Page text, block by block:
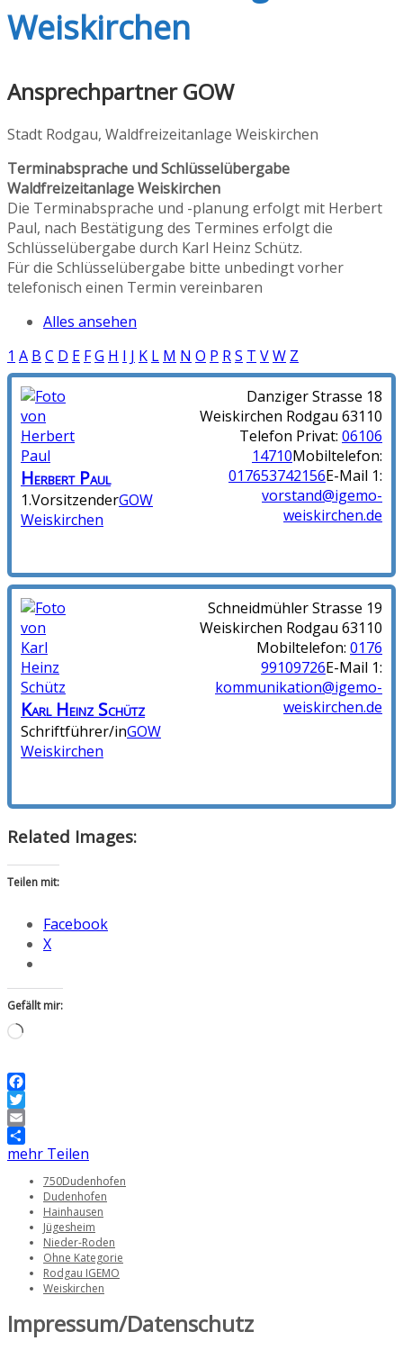
Weiskirchen
Ansprechpartner GOW
Stadt Rodgau, Waldfreizeitanlage Weiskirchen
Terminabsprache und Schlüsselübergabe
Waldfreizeitanlage Weiskirchen
Die Terminabsprache und -planung erfolgt mit Herbert
Paul, nach Bestätigung des Termines erfolgt die
Schlüsselübergabe durch Karl Heinz Schütz.
Für die Schlüsselübergabe bitte unbedingt vorher
telefonisch einen Termin vereinbaren
Alles ansehen
1 A B C D E FG H I J K L M N O P RS T VW Z
Herbert Paul
1.VorsitzenderGOW
Weiskirchen
Danziger Strasse 18
Weiskirchen Rodgau 63110
Telefon Privat: 06106
14710Mobiltelefon:
017653742156E-Mail 1:
vorstand@igemo-
weiskirchen.de
Karl Heinz Schütz
Schriftführer/inGOW
Weiskirchen
Schneidmühler Strasse 19
Weiskirchen Rodgau 63110
Mobiltelefon: 0176
99109726E-Mail 1:
kommunikation@igemo-
weiskirchen.de
Related Images:
Teilen mit:
Facebook
X
Gefällt mir:
Wird
Facebook
Twitter
Email
mehr Teilen
750Dudenhofen
Dudenhofen
Hainhausen
Jügesheim
Nieder-Roden
Ohne Kategorie
Rodgau IGEMO
Weiskirchen
Impressum/Datenschutz